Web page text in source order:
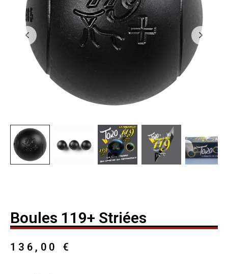
Boules 119+ Striées
136,00 €